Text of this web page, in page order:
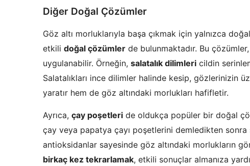
Diğer Doğal Çözümler
Göz altı morluklarıyla başa çıkmak için yalnızca
etkili doğal çözümler de bulunmaktadır. Bu
uygulanabilir. Örneğin, salatalık dilimleri cildin
Salatalıkları ince dilimler halinde kesip, gözlerinizin
yaratır hem de göz altındaki morlukları hafifletir.
Ayrıca, çay poşetleri de oldukça popüler bir doğal
çay veya papatya çayı poşetlerini demledikten sonra
antioksidanlar sayesinde göz altındaki morlukların
birkaç kez tekrarlamak, etkili sonuçlar almanıza